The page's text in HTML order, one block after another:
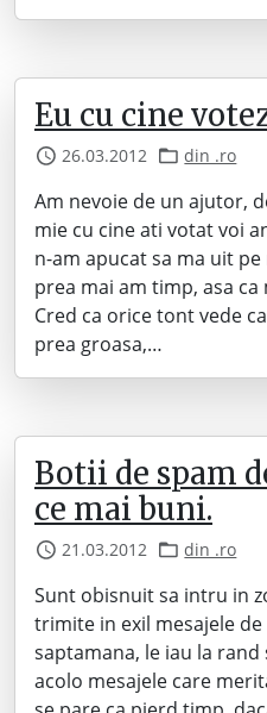
Eu cu cine
26.03.2012 din .ro
Am nevoie de un ajutor,
mie cu cine ati votat voi
n-am apucat sa ma uit
prea mai am timp, asa
Cred ca orice tont vede
prea groasa,…
Botii de spam
ce mai buni.
21.03.2012 din .ro
Sunt obisnuit sa intru in
trimite in exil mesajele
saptamana, le iau la rand
acolo mesajele care